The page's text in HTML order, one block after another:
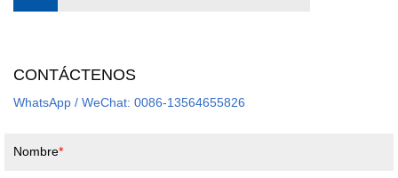
CONTÁCTENOS
WhatsApp / WeChat: 0086-13564655826
Nombre